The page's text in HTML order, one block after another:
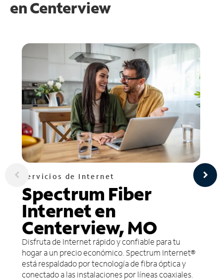
enCenterview
Servicios de Internet
Spectrum Fiber
Internet en
Centerview, MO
Disfruta de Internet rápido y confiable para tu
hogar a un precio económico. Spectrum Internet®
está respaldado por tecnología de fibra óptica y
conectado a las instalaciones por líneas coaxiales.